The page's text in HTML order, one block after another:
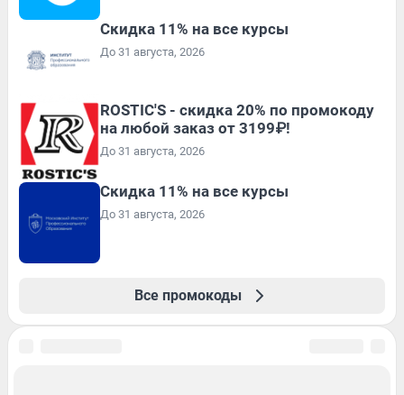
Скидка 11% на все курсы
До 31 августа, 2026
ROSTIC'S - скидка 20% по промокоду
на любой заказ от 3199₽!
До 31 августа, 2026
Скидка 11% на все курсы
До 31 августа, 2026
Все промокоды